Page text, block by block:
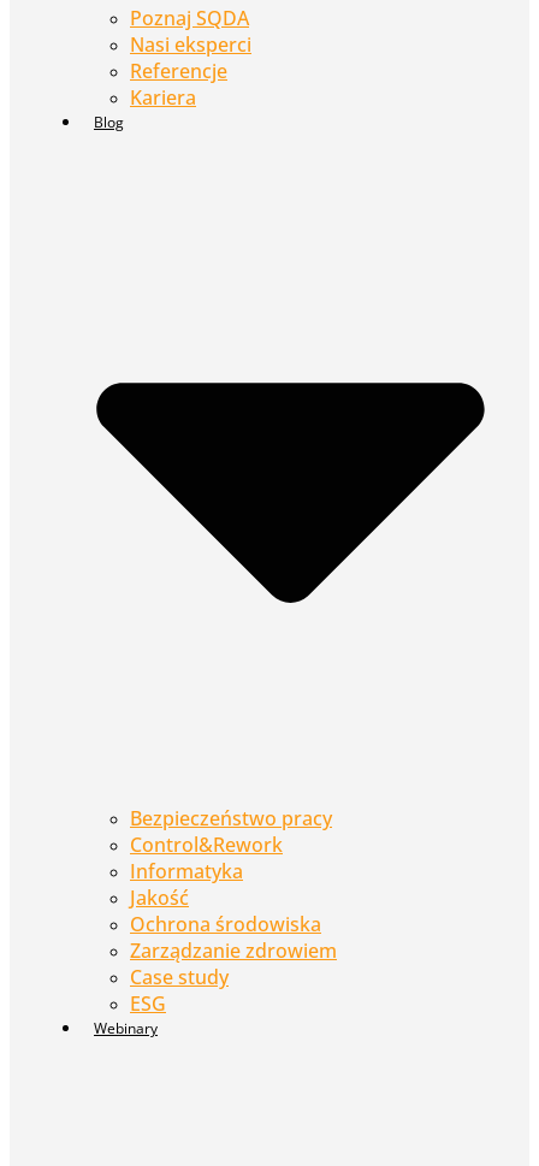
Poznaj SQDA
Nasi eksperci
Referencje
Kariera
Blog
Bezpieczeństwo pracy
Control&Rework
Informatyka
Jakość
Ochrona środowiska
Zarządzanie zdrowiem
Case study
ESG
Webinary